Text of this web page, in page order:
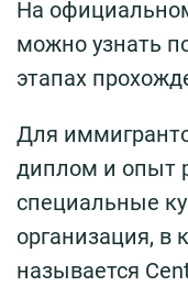
На
можно узнать
этапах
Для
диплом и опыт
специальные
организация, в
называется